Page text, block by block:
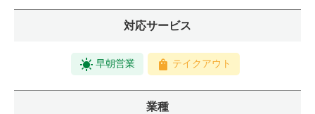
対応サービス
早朝営業 テイクアウト
業種